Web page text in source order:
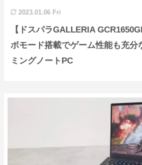
2023.01.06 Fri
【ドスパラGALLERIA
ボモード搭載でゲーム性能も充分
ミングノートPC